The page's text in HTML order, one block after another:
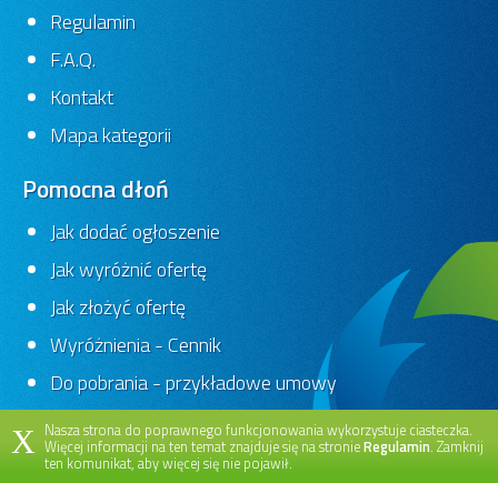
Regulamin
F.A.Q.
Kontakt
Mapa kategorii
Pomocna dłoń
Jak dodać ogłoszenie
Jak wyróżnić ofertę
Jak złożyć ofertę
Wyróżnienia - Cennik
Do pobrania - przykładowe umowy
X Nasza strona do poprawnego funkcjonowania wykorzystuje ciasteczka.
Więcej informacji na ten temat znajduje się na stronieRegulamin. Zamknij
ten komunikat, aby więcej się nie pojawił.